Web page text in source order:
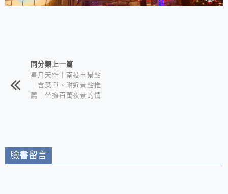
相連文章同分類上一篇
星月天空｜南投市景點
｜含菜單、附近景點推
薦｜坐擁百萬夜景的情
臉書留言